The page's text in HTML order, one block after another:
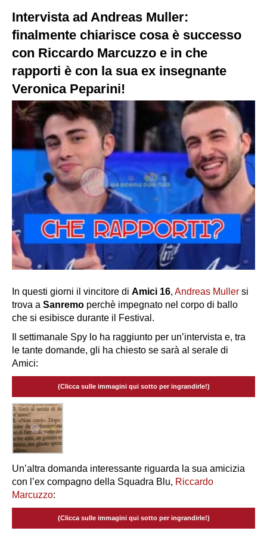
Intervista ad Andreas Muller:
finalmente chiarisce cosa è successo
con Riccardo Marcuzzo e in che
rapporti è con la sua ex insegnante
Veronica Peparini!
In questi giorni il vincitore di Amici 16, Andreas Muller si
trova a Sanremo perchè impegnato nel corpo di ballo
che si esibisce durante il Festival.
Il settimanale Spy lo ha raggiunto per un’intervista e, tra
le tante domande, gli ha chiesto se sarà al serale di
Amici:
(Clicca sulle immagini qui sotto per ingrandirle!)
Un’altra domanda interessante riguarda la sua amicizia
con l’ex compagno della Squadra Blu, Riccardo
Marcuzzo:
(Clicca sulle immagini qui sotto per ingrandirle!)